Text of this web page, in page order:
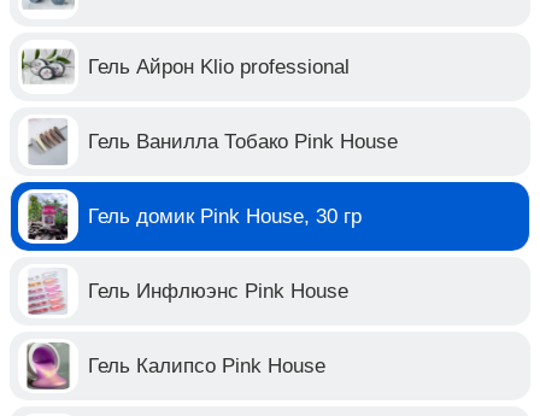
Гель Айрон Klio professional
Гель Ванилла Тобако Pink House
Гель домик Pink House, 30 гр
Гель Инфлюэнс Pink House
Гель Калипсо Pink House